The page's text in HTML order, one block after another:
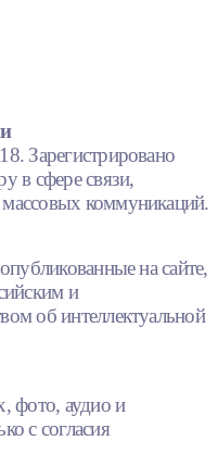
Зарегистрировано
в сфере связи,
коммуникаций.
на сайте,
и
об интеллектуальной
фото, аудио и
с согласия